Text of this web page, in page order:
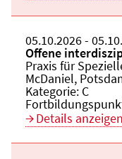
Beginn:
05.10.2026Ende
-
Offene
Praxis für
McDaniel,
Kategorie: C
Details anzeigen